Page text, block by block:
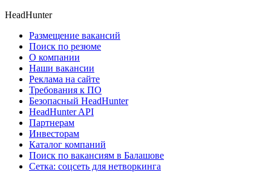
HeadHunter
Размещение вакансий
Поиск по резюме
О компании
Наши вакансии
Реклама на сайте
Требования к ПО
Безопасный HeadHunter
HeadHunter API
Партнерам
Инвесторам
Каталог компаний
Поиск по вакансиям в Балашове
Сетка: соцсеть для нетворкинга